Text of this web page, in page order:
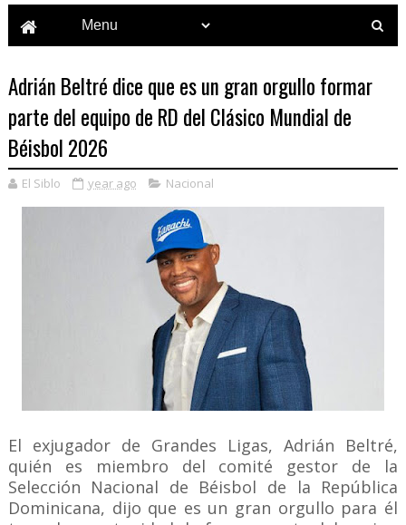
Adrián Beltré dice que es un gran orgullo formar
parte del equipo de RD del Clásico Mundial de
Béisbol 2026
El Siblo year ago Nacional
El exjugador de Grandes Ligas, Adrián Beltré,
quién es miembro del comité gestor de la
Selección Nacional de Béisbol de la República
Dominicana, dijo que es un gran orgullo para él